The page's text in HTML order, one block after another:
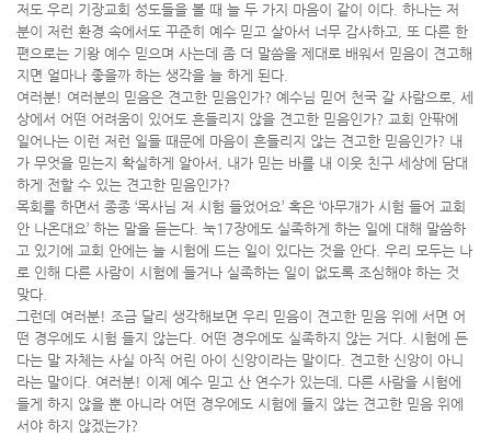
저도 우리 기장교회 성도들을 볼 때 늘 두 가지 마음이 같이 이다. 하나는 저
분이 저런 환경 속에서도 꾸준히 예수 믿고 살아서 너무 감사하고, 또 다른 한
편으로는 기왕 예수 믿으며 사는데 좀 더 말씀을 제대로 배워서 믿음이 견고해
지면 얼마나 좋을까 하는 생각을 늘 하게 된다.
여러분! 여러분의 믿음은 견고한 믿음인가? 예수님 믿어 천국 갈 사람으로, 세
상에서 어떤 어려움이 있어도 흔들리지 않을 견고한 믿음인가? 교회 안팎에
일어나는 이런 저런 일들 때문에 마음이 흔들리지 않는 견고한 믿음인가? 내
가 무엇을 믿는지 확실하게 알아서, 내가 믿는 바를 내 이웃 친구 세상에 담대
하게 전할 수 있는 견고한 믿음인가?
목회를 하면서 종종 ‘목사님 저 시험 들었어요’ 혹은 ‘아무개가 시험 들어 교회
안 나온대요’ 하는 말을 듣는다. 눅17장에도 실족하게 하는 일에 대해 말씀하
고 있기에 교회 안에는 늘 시험에 드는 일이 있다는 것을 안다. 우리 모두는 나
로 인해 다른 사람이 시험에 들거나 실족하는 일이 없도록 조심해야 하는 것
맞다.
그런데 여러분! 조금 달리 생각해보면 우리 믿음이 견고한 믿음 위에 서면 어
떤 경우에도 시험 들지 않는다. 어떤 경우에도 실족하지 않는 거다. 시험에 든
다는 말 자체는 사실 아직 어린 아이 신앙이라는 말이다. 견고한 신앙이 아니
라는 말이다. 여러분! 이제 예수 믿고 산 연수가 있는데, 다른 사람을 시험에
들게 하지 않을 뿐 아니라 어떤 경우에도 시험에 들지 않는 견고한 믿음 위에
서야 하지 않겠는가?